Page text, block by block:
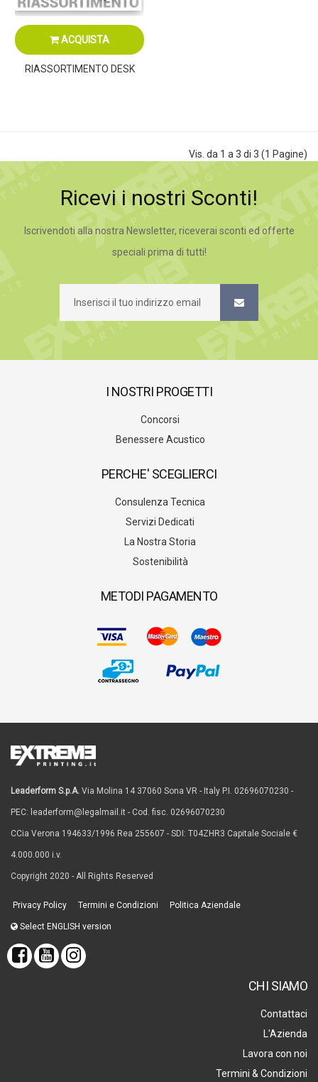
ACQUISTA
RIASSORTIMENTO DESK
Vis. da 1 a 3 di 3 (1 Pagine)
Ricevi i nostri Sconti!
Iscrivendoti alla nostra Newsletter, riceverai sconti ed offerte
speciali prima di tutti!
I NOSTRI PROGETTI
Concorsi
Benessere Acustico
PERCHE' SCEGLIERCI
Consulenza Tecnica
Servizi Dedicati
La Nostra Storia
Sostenibilità
METODI PAGAMENTO
Leaderform S.p.A. Via Molina 14 37060 Sona VR - Italy P.I. 02696070230 -
PEC: leaderform@legalmail.it - Cod. fisc. 02696070230
CCia Verona 194633/1996 Rea 255607 - SDI: T04ZHR3 Capitale Sociale €
4.000.000 i.v.
Copyright 2020 - All Rights Reserved
Privacy Policy Termini e Condizioni Politica Aziendale
Select ENGLISH version
CHI SIAMO
Contattaci
L'Azienda
Lavora con noi
Termini & Condizioni